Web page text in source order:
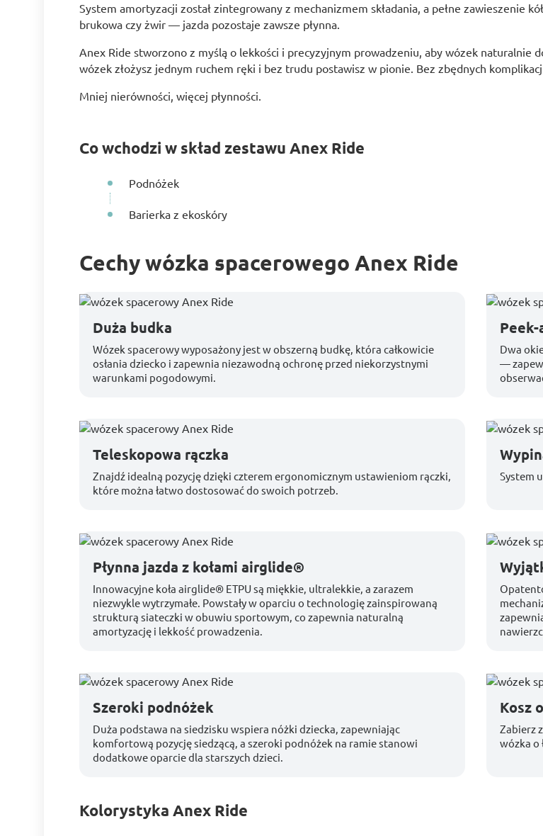
System amortyzacji został zintegrowany z mechanizmem składania, a pełne zawieszenie
brukowa czy żwir — jazda pozostaje zawsze płynna.
Anex Ride stworzono z myślą o lekkości i precyzyjnym prowadzeniu, aby wózek naturalnie
wózek złożysz jednym ruchem ręki i bez trudu postawisz w pionie. Bez zbędnych
Mniej nierówności, więcej płynności.
Co wchodzi w skład zestawu Anex Ride
Podnóżek
Barierka z ekoskóry
Cechy wózka spacerowego Anex Ride
Duża budka
Wózek spacerowy wyposażony jest w obszerną budkę, która całkowicie
osłania dziecko i zapewnia niezawodną ochronę przed niekorzystnymi
warunkami pogodowymi.
Dwa
—
Teleskopowa rączka
Znajdź idealną pozycję dzięki czterem ergonomicznym ustawieniom rączki,
które można łatwo dostosować do swoich potrzeb.
System
Płynna jazda z kołami airglide®
Innowacyjne koła airglide® ETPU są miękkie, ultralekkie, a zarazem
niezwykle wytrzymałe. Powstały w oparciu o technologię zainspirowaną
strukturą siateczki w obuwiu sportowym, co zapewnia naturalną
amortyzację i lekkość prowadzenia.
Szeroki podnóżek
Duża podstawa na siedzisku wspiera nóżki dziecka, zapewniając
komfortową pozycję siedzącą, a szeroki podnóżek na ramie stanowi
dodatkowe oparcie dla starszych dzieci.
Kosz
Zabierz
wózka o
Kolorystyka Anex Ride